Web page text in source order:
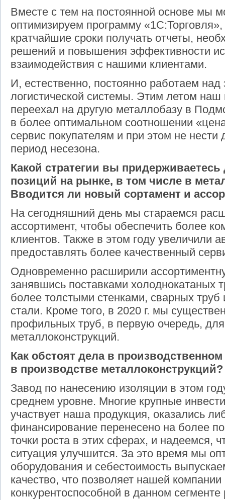
Вместе с тем на постоянной основе мы
оптимизируем программу «1С:Торговля»,
кратчайшие сроки получать отчеты,
решений и повышения эффективности
взаимодействия с нашими клиентами.
И, естественно, постоянно работаем
логистической системы. Этим летом
переехал на другую металлобазу в
в более оптимальном соотношении
сервис покупателям и при этом не
период несезона.
Какой стратегии вы
позиций на рынке, в том числе в
Вводится ли новый сортамент и
На сегодняшний день мы стараемся
ассортимент, чтобы обеспечить более
клиентов. Также в этом году увеличили
предоставлять более качественный
Одновременно расширили
занявшись поставками холоднокатаных
более толстыми стенками, сварных труб
стали. Кроме того, в 2020 г. мы
профильных труб, в первую очередь,
металлоконструкций.
Как обстоят дела в
в производстве металлоконструкций?
Завод по нанесению изоляции в этом
среднем уровне. Многие крупные
участвует наша продукция, оказались
финансирование перенесено на более
точки роста в этих сферах, и надеемся,
ситуация улучшится. За это время мы
оборудования и себестоимость
качество, что позволяет нашей
конкурентоспособной в данном сегменте